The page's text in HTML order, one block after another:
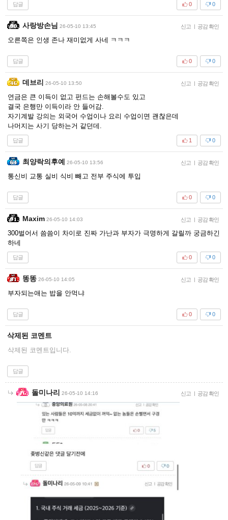
답글 0
0
사랑방손님 26-05-10 13:45 신고 | 공감 확인
오른쪽은 인생 존나 재미없게 사네 ㅋㅋㅋ
답글 0
0
데브리 26-05-10 13:50 신고 | 공감 확인
연금은 큰 이득이 없고 펀드는 손해볼수도 있고
결국 은행만 이득이라 안 들어감.
자기계발 강의는 외국어 수업이나 요리 수업이면 괜찮은데
나머지는 사기 당하는거 같던데.
답글 0
1
최양락의후예 26-05-10 13:56 신고 | 공감 확인
통신비 교통 실비 식비 빼고 전부 주식에 투입
답글 0
0
Maxim 26-05-10 14:03 신고 | 공감 확인
300벌어서 씀씀이 차이로 진짜 가난과 부자가 극명하게 갈릴까 궁금하긴
하네
답글 0
0
똥똥 26-05-10 14:05 신고 | 공감 확인
부자되는애는 밥을 안먹냐
답글 0
0
삭제된 코멘트
삭제된 코멘트입니다.
답글
돌미나리 26-05-10 14:16 신고 | 공감 확인